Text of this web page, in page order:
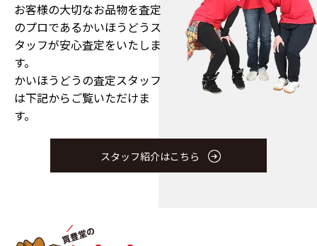
お客様の大切なお品物を査定
のプロであるかいほうどうス
タッフが安心査定をいたしま
す。
かいほうどうの査定スタッフ
は下記からご覧いただけま
す。
スタッフ紹介はこちら